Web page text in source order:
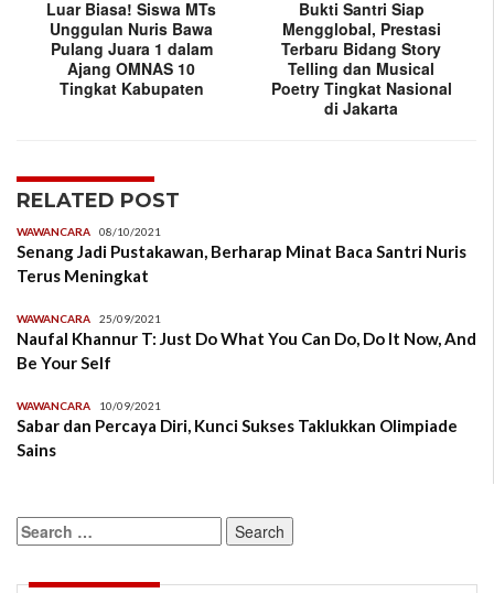
Luar Biasa! Siswa MTs
Unggulan Nuris Bawa
Pulang Juara 1 dalam
Ajang OMNAS 10
Tingkat Kabupaten
Bukti Santri Siap
Mengglobal, Prestasi
Terbaru Bidang Story
Telling dan Musical
Poetry Tingkat Nasional
di Jakarta
RELATED POST
WAWANCARA 08/10/2021
Senang Jadi Pustakawan, Berharap Minat Baca Santri Nuris
Terus Meningkat
WAWANCARA 25/09/2021
Naufal Khannur T: Just Do What You Can Do, Do It Now, And
Be Your Self
WAWANCARA 10/09/2021
Sabar dan Percaya Diri, Kunci Sukses Taklukkan Olimpiade
Sains
Search
for: